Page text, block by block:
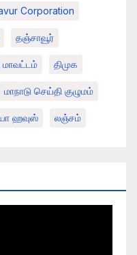
Corporation
தஞ்சாவூர்
மாவட்டம் திமுக
மாநாடு செய்தி குழுமம்
ஹவுஸ் லஞ்சம்